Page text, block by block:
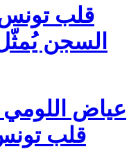
قلب
السجن
عياض
قلب